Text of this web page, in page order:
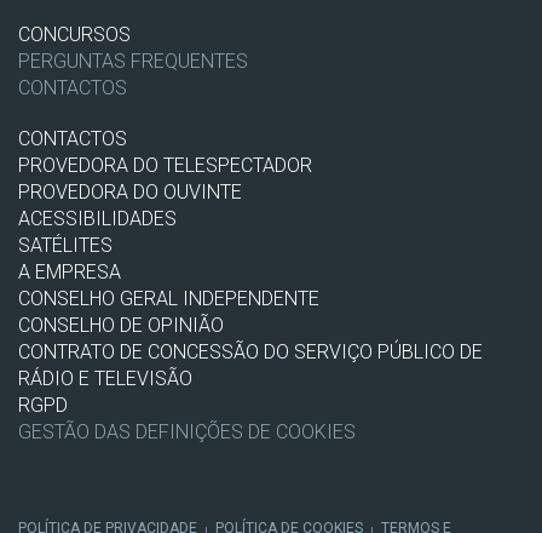
CONCURSOS
PERGUNTAS FREQUENTES
CONTACTOS
CONTACTOS
PROVEDORA DO TELESPECTADOR
PROVEDORA DO OUVINTE
ACESSIBILIDADES
SATÉLITES
A EMPRESA
CONSELHO GERAL INDEPENDENTE
CONSELHO DE OPINIÃO
CONTRATO DE CONCESSÃO DO SERVIÇO PÚBLICO DE
RÁDIO E TELEVISÃO
RGPD
GESTÃO DAS DEFINIÇÕES DE COOKIES
POLÍTICA DE PRIVACIDADE | POLÍTICA DE COOKIES | TERMOS E